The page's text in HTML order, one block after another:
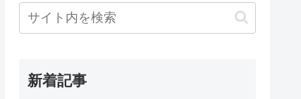
新着記事